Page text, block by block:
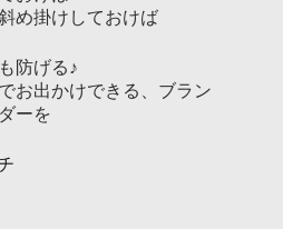
め掛けしておけば
防げる♪
お出かけできる、ブラン
ーを